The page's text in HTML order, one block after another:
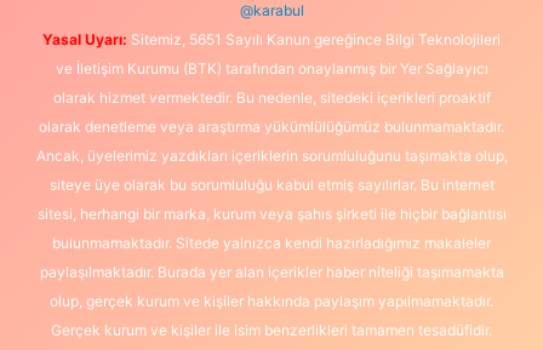
@karabul
Yasal Uyarı: Sitemiz, 5651 Sayılı Kanun gereğince Bilgi Teknolojileri
ve İletişim Kurumu (BTK) tarafından onaylanmış bir Yer Sağlayıcı
olarak hizmet vermektedir. Bu nedenle, sitedeki içerikleri proaktif
olarak denetleme veya araştırma yükümlülüğümüz bulunmamaktadır.
Ancak, üyelerimiz yazdıkları içeriklerin sorumluluğunu taşımakta olup,
siteye üye olarak bu sorumluluğu kabul etmiş sayılırlar. Bu internet
sitesi, herhangi bir marka, kurum veya şahıs şirketi ile hiçbir bağlantısı
bulunmamaktadır. Sitede yalnızca kendi hazırladığımız makaleler
paylaşılmaktadır. Burada yer alan içerikler haber niteliği taşımamakta
olup, gerçek kurum ve kişiler hakkında paylaşım yapılmamaktadır.
Gerçek kurum ve kişiler ile isim benzerlikleri tamamen tesadüfidir.